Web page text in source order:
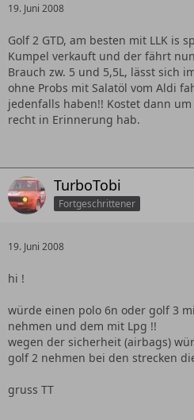
19. Juni 2008
Golf 2 GTD, am besten mit LLK is
Kumpel verkauft und der fährt
Brauch zw. 5 und 5,5L, lässt sich
ohne Probs mit Salatöl vom Aldi
jedenfalls haben!! Kostet dann
recht in Erinnerung hab.
TurboTobi
Fortgeschrittener
19. Juni 2008
hi !
würde einen polo 6n oder golf 3
nehmen und dem mit Lpg !!
wegen der sicherheit (airbags)
golf 2 nehmen bei den strecken
gruss TT